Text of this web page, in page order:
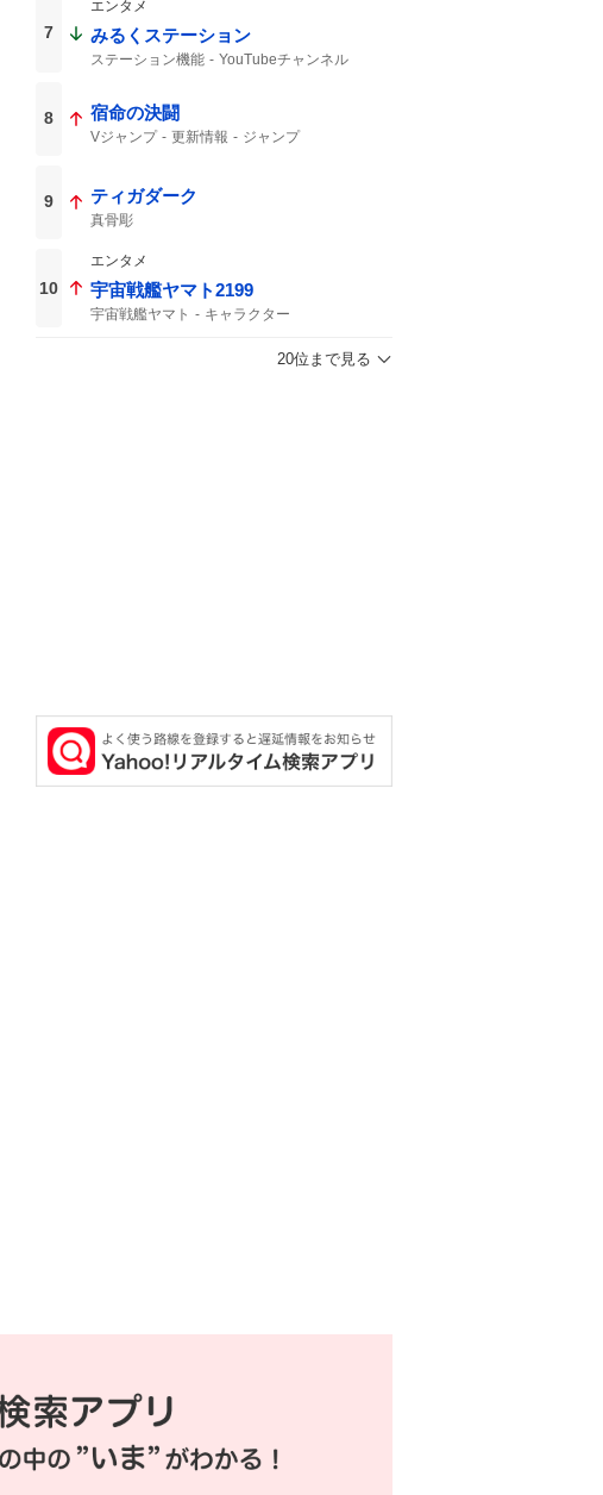
7
エンタメ
みるくステーション
ステーション機能 YouTubeチャンネル
8 宿命の決闘
Vジャンプ 更新情報 ジャンプ
9 ティガダーク
真骨彫
10
エンタメ
宇宙戦艦ヤマト2199
宇宙戦艦ヤマト キャラクター
20位まで見る